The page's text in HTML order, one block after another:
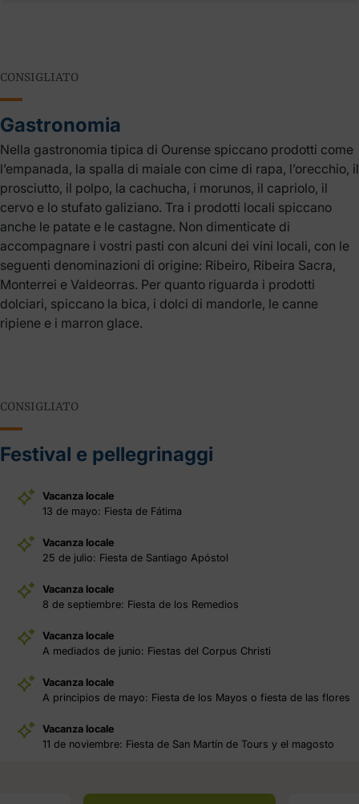
CONSIGLIATO
Gastronomia
Nella gastronomia tipica di Ourense spiccano prodotti come
l’empanada, la spalla di maiale con cime di rapa, l’orecchio, il
prosciutto, il polpo, la cachucha, i morunos, il capriolo, il
cervo e lo stufato galiziano. Tra i prodotti locali spiccano
anche le patate e le castagne. Non dimenticate di
accompagnare i vostri pasti con alcuni dei vini locali, con le
seguenti denominazioni di origine: Ribeiro, Ribeira Sacra,
Monterrei e Valdeorras. Per quanto riguarda i prodotti
dolciari, spiccano la bica, i dolci di mandorle, le canne
ripiene e i marron glace.
CONSIGLIATO
Festival e pellegrinaggi
Vacanza locale
13 de mayo: Fiesta de Fátima
Vacanza locale
25 de julio: Fiesta de Santiago Apóstol
Vacanza locale
8 de septiembre: Fiesta de los Remedios
Vacanza locale
A mediados de junio: Fiestas del Corpus Christi
Vacanza locale
A principios de mayo: Fiesta de los Mayos o fiesta de las flores
Vacanza locale
11 de noviembre: Fiesta de San Martín de Tours y el magosto